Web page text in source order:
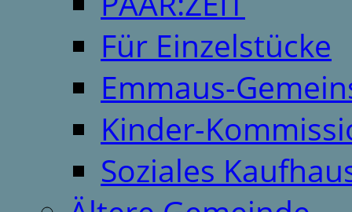
Für Einzelstücke
Emmaus-
Kinder-
Soziales